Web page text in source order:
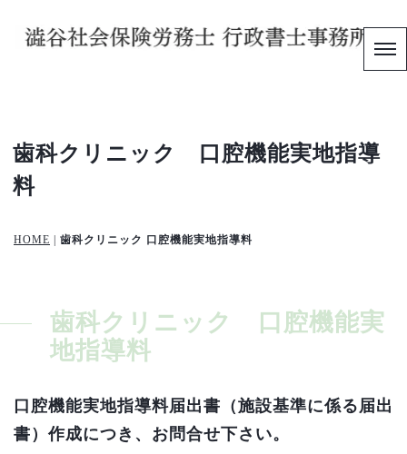
歯科クリニック
口腔機能実地指導
料
HOME 歯科クリニック 口腔機能実地指導料
歯科クリニック 口腔機能実
地指導料
口腔機能実地指導料届出書（施設基準に係る届出
書）作成につき、お問合せ下さい。